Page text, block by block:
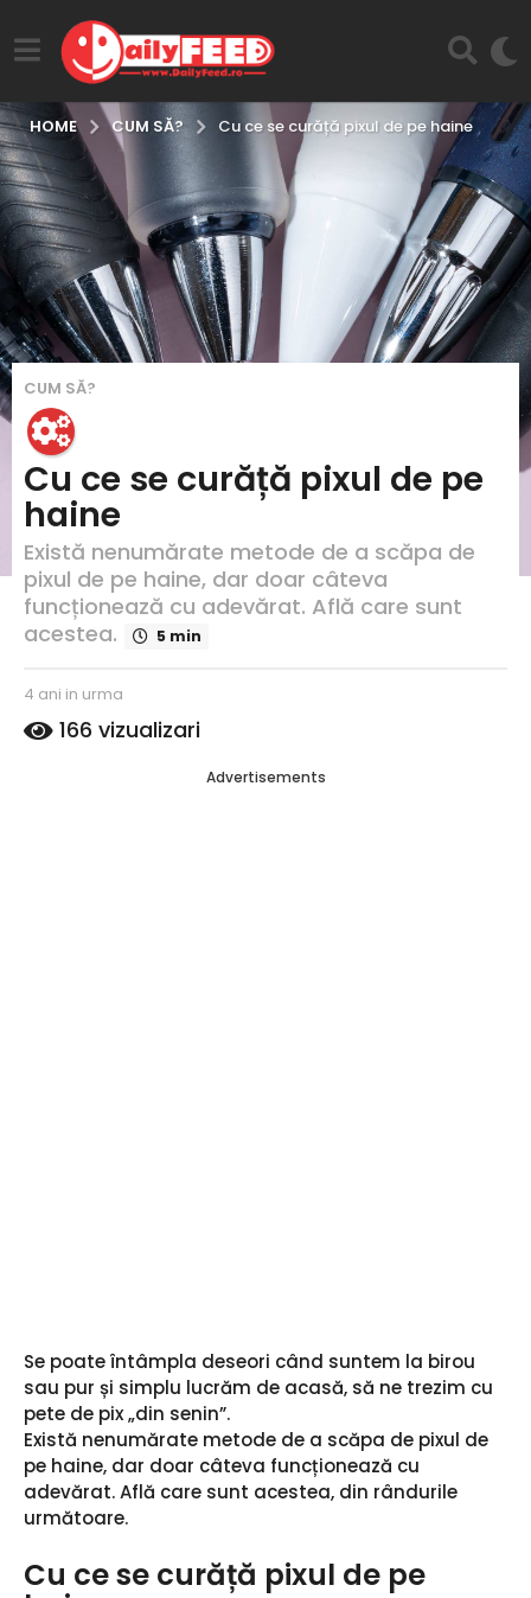
HOME CUM SĂ? Cu ce se curăță pixul de pe haine
4
a
n
i
i
n
u
r
m
a
4
n
i
CUM SĂ?
Cu ce se curăță pixul de pe
haine
Există nenumărate metode de a scăpa de
pixul de pe haine, dar doar câteva
funcționează cu adevărat. Află care sunt
acestea.
5 min
s
ri
4 ani in urma
n
166 vizualizari
Advertisements
Se poate întâmpla deseori când suntem la birou
sau pur și simplu lucrăm de acasă, să ne trezim cu
pete de pix „din senin”.
Există nenumărate metode de a scăpa de pixul de
pe haine, dar doar câteva funcționează cu
adevărat. Află care sunt acestea, din rândurile
următoare.
Cu ce se curăță pixul de pe